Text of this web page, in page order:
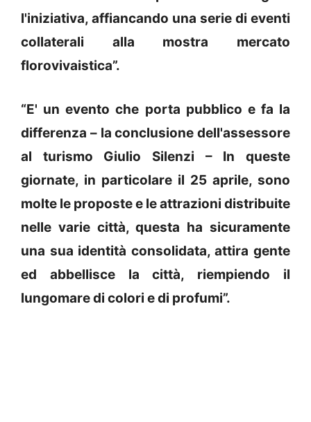
l'iniziativa, affiancando una serie di eventi
collaterali alla mostra mercato
florovivaistica”.
“E' un evento che porta pubblico e fa la
differenza – la conclusione dell'assessore
al turismo Giulio Silenzi – In queste
giornate, in particolare il 25 aprile, sono
molte le proposte e le attrazioni distribuite
nelle varie città, questa ha sicuramente
una sua identità consolidata, attira gente
ed abbellisce la città, riempiendo il
lungomare di colori e di profumi”.